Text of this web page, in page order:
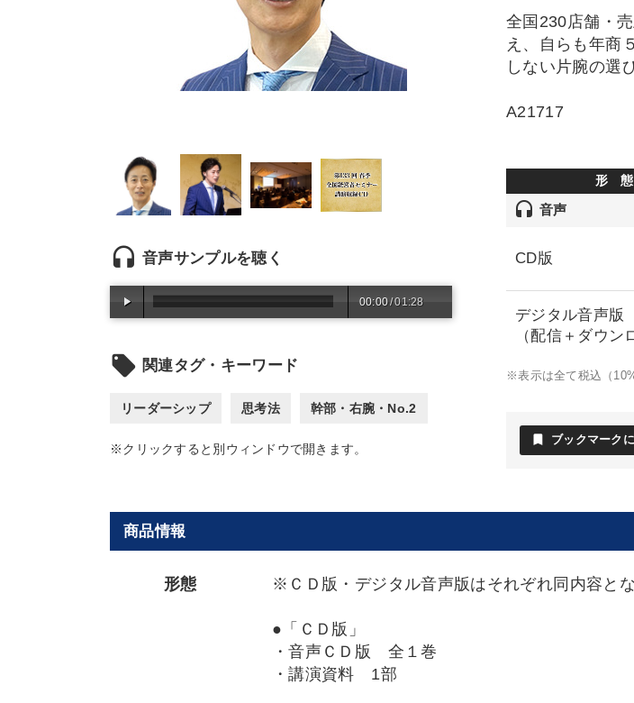
headset 音声サンプルを聴く
00:00/01:28
local_offer 関連タグ・キーワード
リーダーシップ 思考法 幹部・右腕・No.2
※クリックすると別ウィンドウで開きます。
全国230店舗・
え、自らも年商
しない片腕の選
A21717
形 態
headset 音声
CD版
デジタル音声版
（配信＋ダウン
※表示は全て税込（
bookmark ブックマーク
商品情報
形態 ※ＣＤ版・デジタル音声版はそれぞれ同内容とな
●「ＣＤ版」
・音声ＣＤ版 全１巻
・講演資料 1部